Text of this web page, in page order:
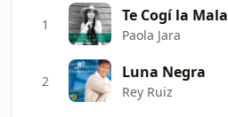
1 Te Cogí la Mala
Paola Jara
2 Luna Negra
Rey Ruiz